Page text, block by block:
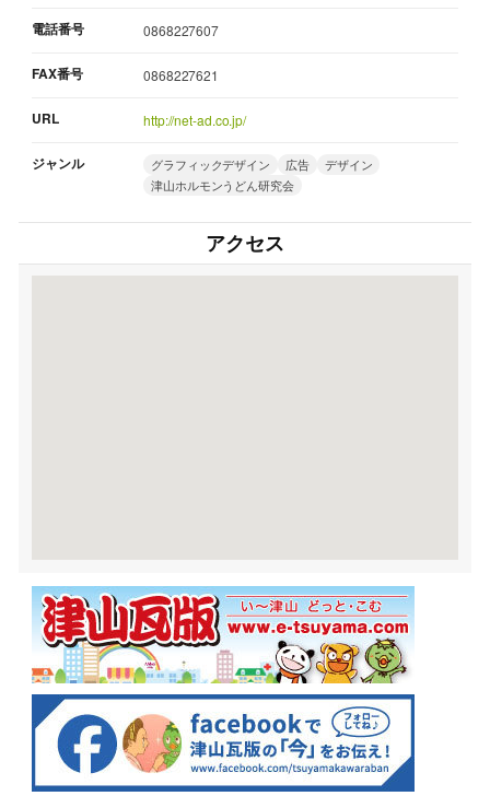
電話番号 0868227607
FAX番号 0868227621
URL http://net-ad.co.jp/
ジャンル グラフィックデザイン 広告
デザイン
津山ホルモンうどん研究会
アクセス